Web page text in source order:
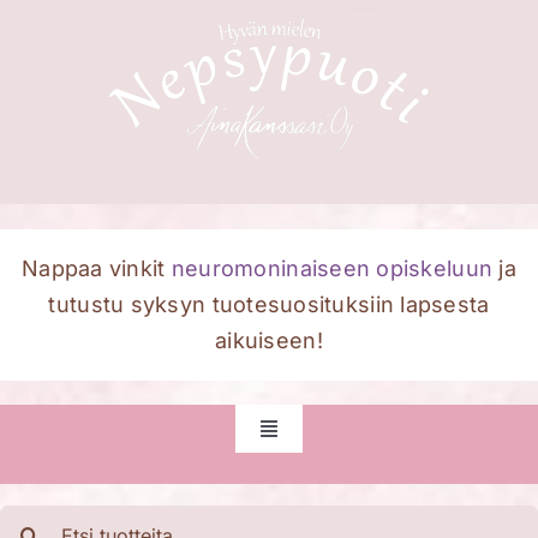
Nappaa vinkit neuromoninaiseen opiskeluun ja
tutustu syksyn tuotesuosituksiin lapsesta
aikuiseen!
Toggle
Etusivu